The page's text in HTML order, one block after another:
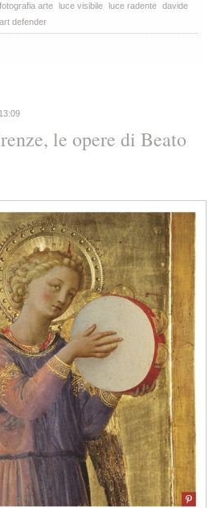
fotografia arte luce visibile luce radente davide
art defender
le opere di Beato